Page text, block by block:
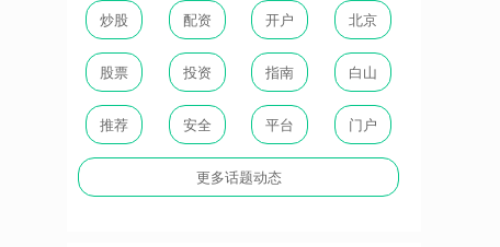
炒股 配资 开户 北京
股票 投资 指南 白山
推荐 安全 平台 门户
更多话题动态